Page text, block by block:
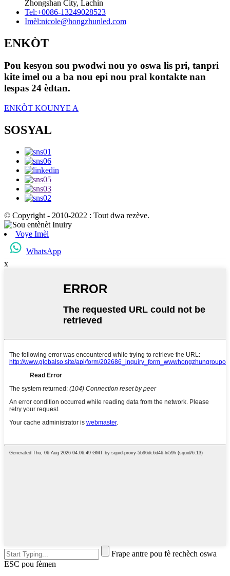
Zhongshan City, Lachin
Tel:+0086-13249028523
Imèl:nicole@hongzhunled.com
ENKÒT
Pou kesyon sou pwodwi nou yo oswa lis pri, tanpri
kite imel ou a ba nou epi nou pral kontakte nan
lespas 24 èdtan.
ENKÒT KOUNYE A
SOSYAL
© Copyright - 2010-2022 : Tout dwa rezève.
Voye Imèl
WhatsApp
x
Frape antre pou fè rechèch oswa
ESC pou fèmen